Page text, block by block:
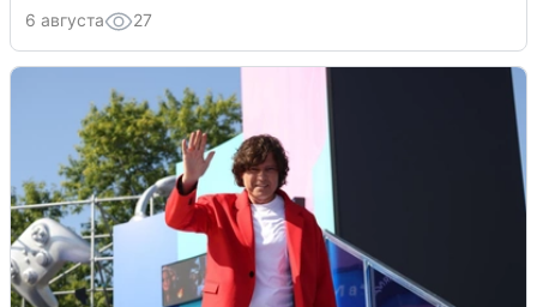
6 августа 27